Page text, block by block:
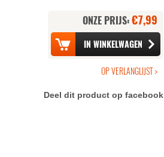
ONZE PRIJS:€7,99
Deel dit product op facebook